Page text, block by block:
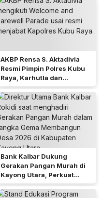
AKBP Rensa S. Aktadivia
Resmi Pimpin Polres Kubu
Raya, Karhutla dan
Pelayanan Publik Jadi
Prioritas
Bank Kalbar Dukung
Gerakan Pangan Murah di
Kayong Utara, Perkuat
Akses Keuangan
Masyarakat